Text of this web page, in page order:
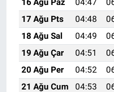
17 Ağu Pts
04:48
18 Ağu Sal
04:49
19 Ağu Çar
04:51
20 Ağu Per
04:52
21 Ağu Cum
04:53